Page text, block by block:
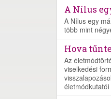
A Nílus
A Nílus egy
több mint
Hova
Az
viselkedési